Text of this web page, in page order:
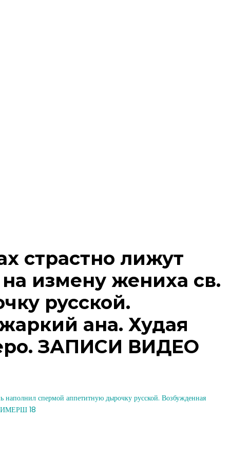
страстно лижут
измену жениха св.
русской.
ана. Худая
ЗАПИСИ ВИДЕО
спермой аппетитную дырочку русской. Возбужденная
18